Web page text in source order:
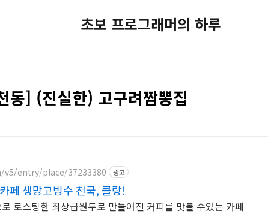
초보 프로그래머의 하루
동] (진실한) 고구려짬뽕집
entry/place/37233380 광고
페 생망고빙수 천국, 클랑!
로스팅한 최상급원두로 만들어진 커피를 맛볼 수있는 카페